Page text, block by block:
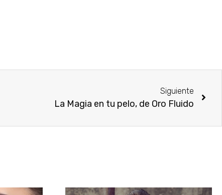
Siguiente
La Magia en tu pelo, de Oro Fluido